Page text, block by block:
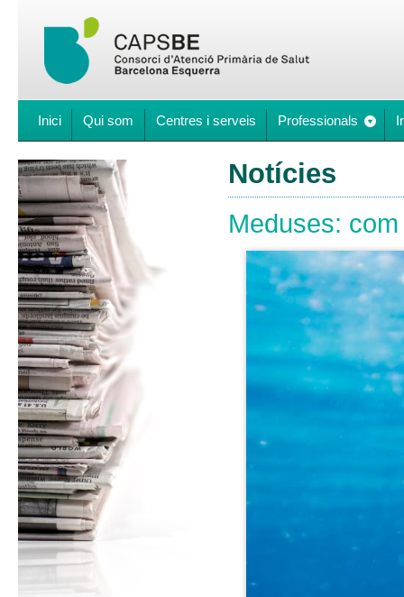
Inici Qui som Centres i serveis Professionals
Notícies
Meduses: